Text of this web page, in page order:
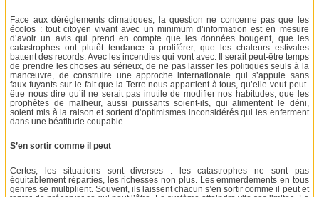
Face aux dérèglements climatiques, la question ne concerne pas que les
écolos : tout citoyen vivant avec un minimum d’information est en mesure
d’avoir un avis qui prend en compte que les données bougent, que les
catastrophes ont plutôt tendance à proliférer, que les chaleurs estivales
battent des records. Avec les incendies qui vont avec. Il serait peut-être temps
de prendre les choses au sérieux, de ne pas laisser les politiques seuls à la
manœuvre, de construire une approche internationale qui s’appuie sans
faux-fuyants sur le fait que la Terre nous appartient à tous, qu’elle veut peut-
être nous dire qu’il ne serait pas inutile de modifier nos habitudes, que les
prophètes de malheur, aussi puissants soient-ils, qui alimentent le déni,
soient mis à la raison et sortent d’optimismes inconsidérés qui les enferment
dans une béatitude coupable.
S’en sortir comme il peut
Certes, les situations sont diverses : les catastrophes ne sont pas
équitablement réparties, les richesses non plus. Les emmerdements en tous
genres se multiplient. Souvent, ils laissent chacun s’en sortir comme il peut et